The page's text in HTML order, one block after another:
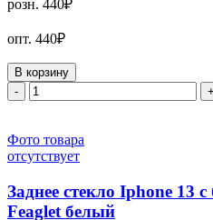
розн. 440₽
опт. 440₽
В корзину
-
+
Фото товара
отсутствует
Заднее стекло Iphone 13
Feaglet белый